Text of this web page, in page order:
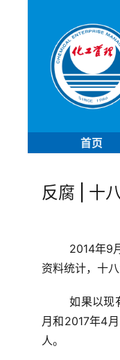
首页
反腐 | 十
2014年9
资料统计，十
如果以现
月和2017年4
人。